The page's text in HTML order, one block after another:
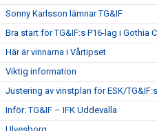
Sonny Karlsson lämnar TG&IF
Bra start för TG&IF:s P16-lag i Gothia
Här är vinnarna i Vårtipset
Viktig information
Justering av vinstplan för ESK/
Inför: TG&IF – IFK Uddevalla